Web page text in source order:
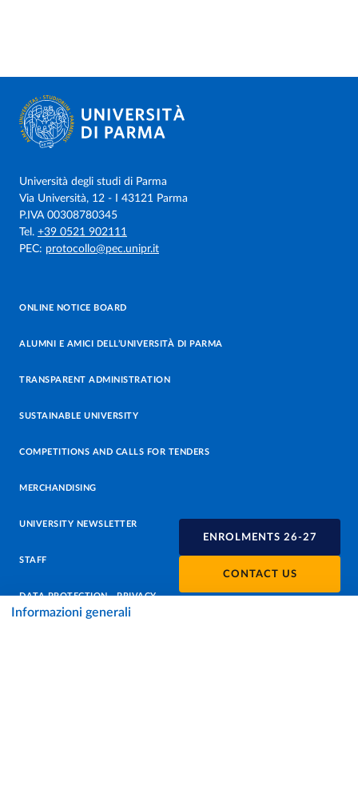
ENROLMENTS 26-27
CONTACT US
Informazioni generali
Università degli studi di Parma
Via Università, 12 - I 43121 Parma
P.IVA 00308780345
Tel. +39 0521 902111
PEC: protocollo@pec.unipr.it
ONLINE NOTICE BOARD
ALUMNI E AMICI DELL’UNIVERSITÀ DI PARMA
TRANSPARENT ADMINISTRATION
SUSTAINABLE UNIVERSITY
COMPETITIONS AND CALLS FOR TENDERS
MERCHANDISING
UNIVERSITY NEWSLETTER
STAFF
DATA PROTECTION - PRIVACY